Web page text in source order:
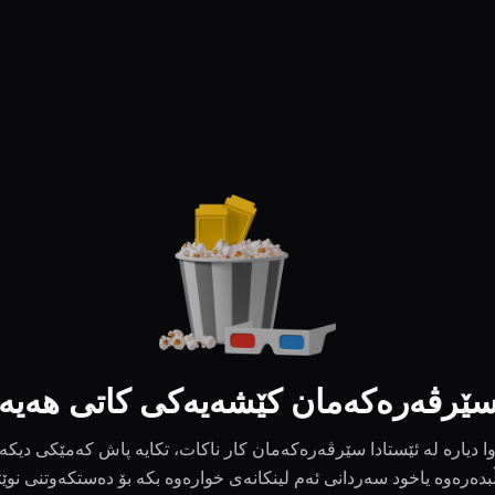
کێشەیەکی کاتی
وا دیارە لە ئێستادا سێرڤەرەکەمان کار ناکات، تکایە پاش کەمێکی دیکە
یاخود سەردانی ئەم لینکانەی خوارەوە بکە بۆ دەستکەوتنی